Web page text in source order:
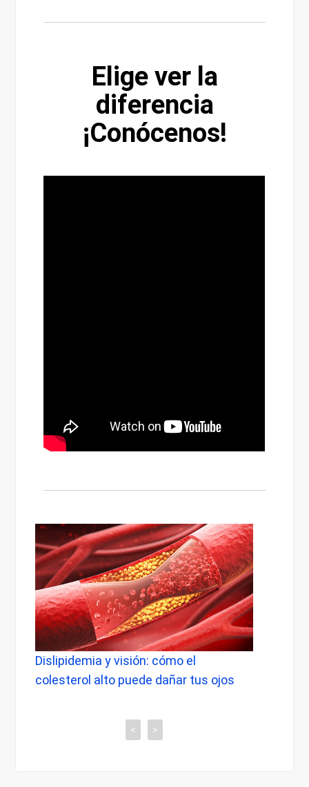
Elige ver la
diferencia
¡Conócenos!
y visión: cómo el
alto puede dañar tus ojos
cuándo
< >